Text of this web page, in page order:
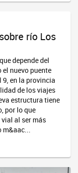
río Los
depende del
nuevo puente
9, en la provincia
de los viajes
estructura tiene
por lo que
al ser más
m&aac...